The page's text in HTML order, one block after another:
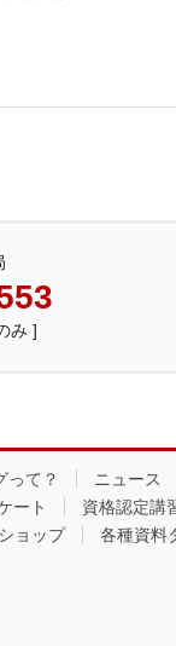
み ]
って？ ニュース
ート 資格認定講
ショップ 各種資料